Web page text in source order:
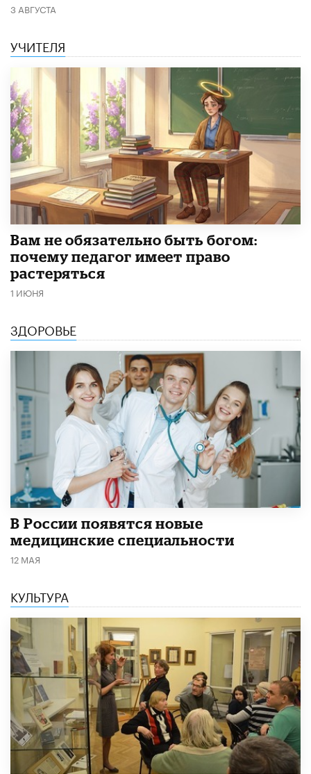
3 АВГУСТА
УЧИТЕЛЯ
​Вам не обязательно быть богом:
почему педагог имеет право
растеряться
1 ИЮНЯ
ЗДОРОВЬЕ
В России появятся новые
медицинские специальности
12 МАЯ
КУЛЬТУРА